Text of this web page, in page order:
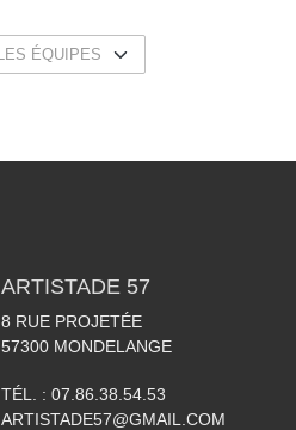
ARTISTADE 57
8 RUE PROJETÉE
57300 MONDELANGE
TÉL. : 07.86.38.54.53
ARTISTADE57@GMAIL.COM